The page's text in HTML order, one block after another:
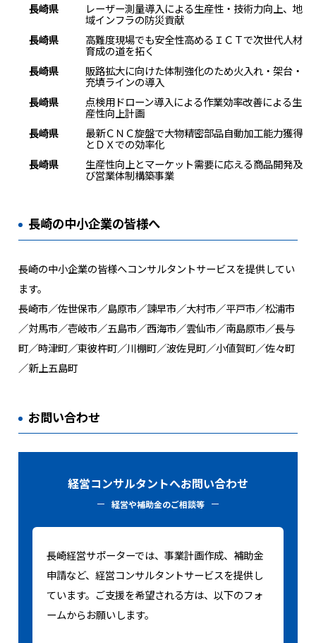
長崎県
レーザー測量導入による生産性・技術力向上、地
域インフラの防災貢献
長崎県
高難度現場でも安全性高めるＩＣＴで次世代人材
育成の道を拓く
長崎県
販路拡大に向けた体制強化のため火入れ・架台・
充填ラインの導入
長崎県
点検用ドローン導入による作業効率改善による生
産性向上計画
長崎県
最新ＣＮＣ旋盤で大物精密部品自動加工能力獲得
とＤＸでの効率化
長崎県
生産性向上とマーケット需要に応える商品開発及
び営業体制構築事業
長崎の中小企業の皆様へ
長崎の中小企業の皆様へコンサルタントサービスを提供してい
ます。
長崎市／佐世保市／島原市／諫早市／大村市／平戸市／松浦市
／対馬市／壱岐市／五島市／西海市／雲仙市／南島原市／長与
町／時津町／東彼杵町／川棚町／波佐見町／小値賀町／佐々町
／新上五島町
お問い合わせ
経営コンサルタントへお問い合わせ
経営や補助金のご相談等
長崎経営サポーターでは、事業計画作成、補助金
申請など、経営コンサルタントサービスを提供し
ています。ご支援を希望される方は、以下のフォ
ームからお願いします。